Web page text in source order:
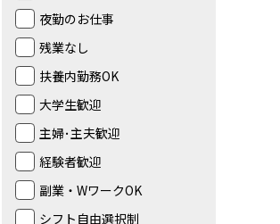
夜勤のお仕事
残業なし
扶養内勤務OK
大学生歓迎
主婦･主夫歓迎
経験者歓迎
副業・WワークOK
シフト自由選択制